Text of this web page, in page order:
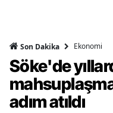
Son Dakika Ekonomi
Söke'de
adım atıldı